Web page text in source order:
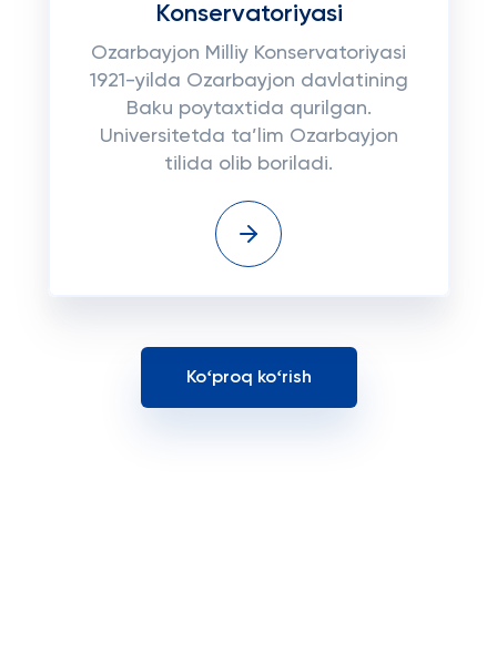
Konservatoriyasi
Ozarbayjon Milliy Konservatoriyasi
1921-yilda Ozarbayjon davlatining
Baku poytaxtida qurilgan.
Universitetda ta’lim Ozarbayjon
tilida olib boriladi.
Koʻproq koʻrish